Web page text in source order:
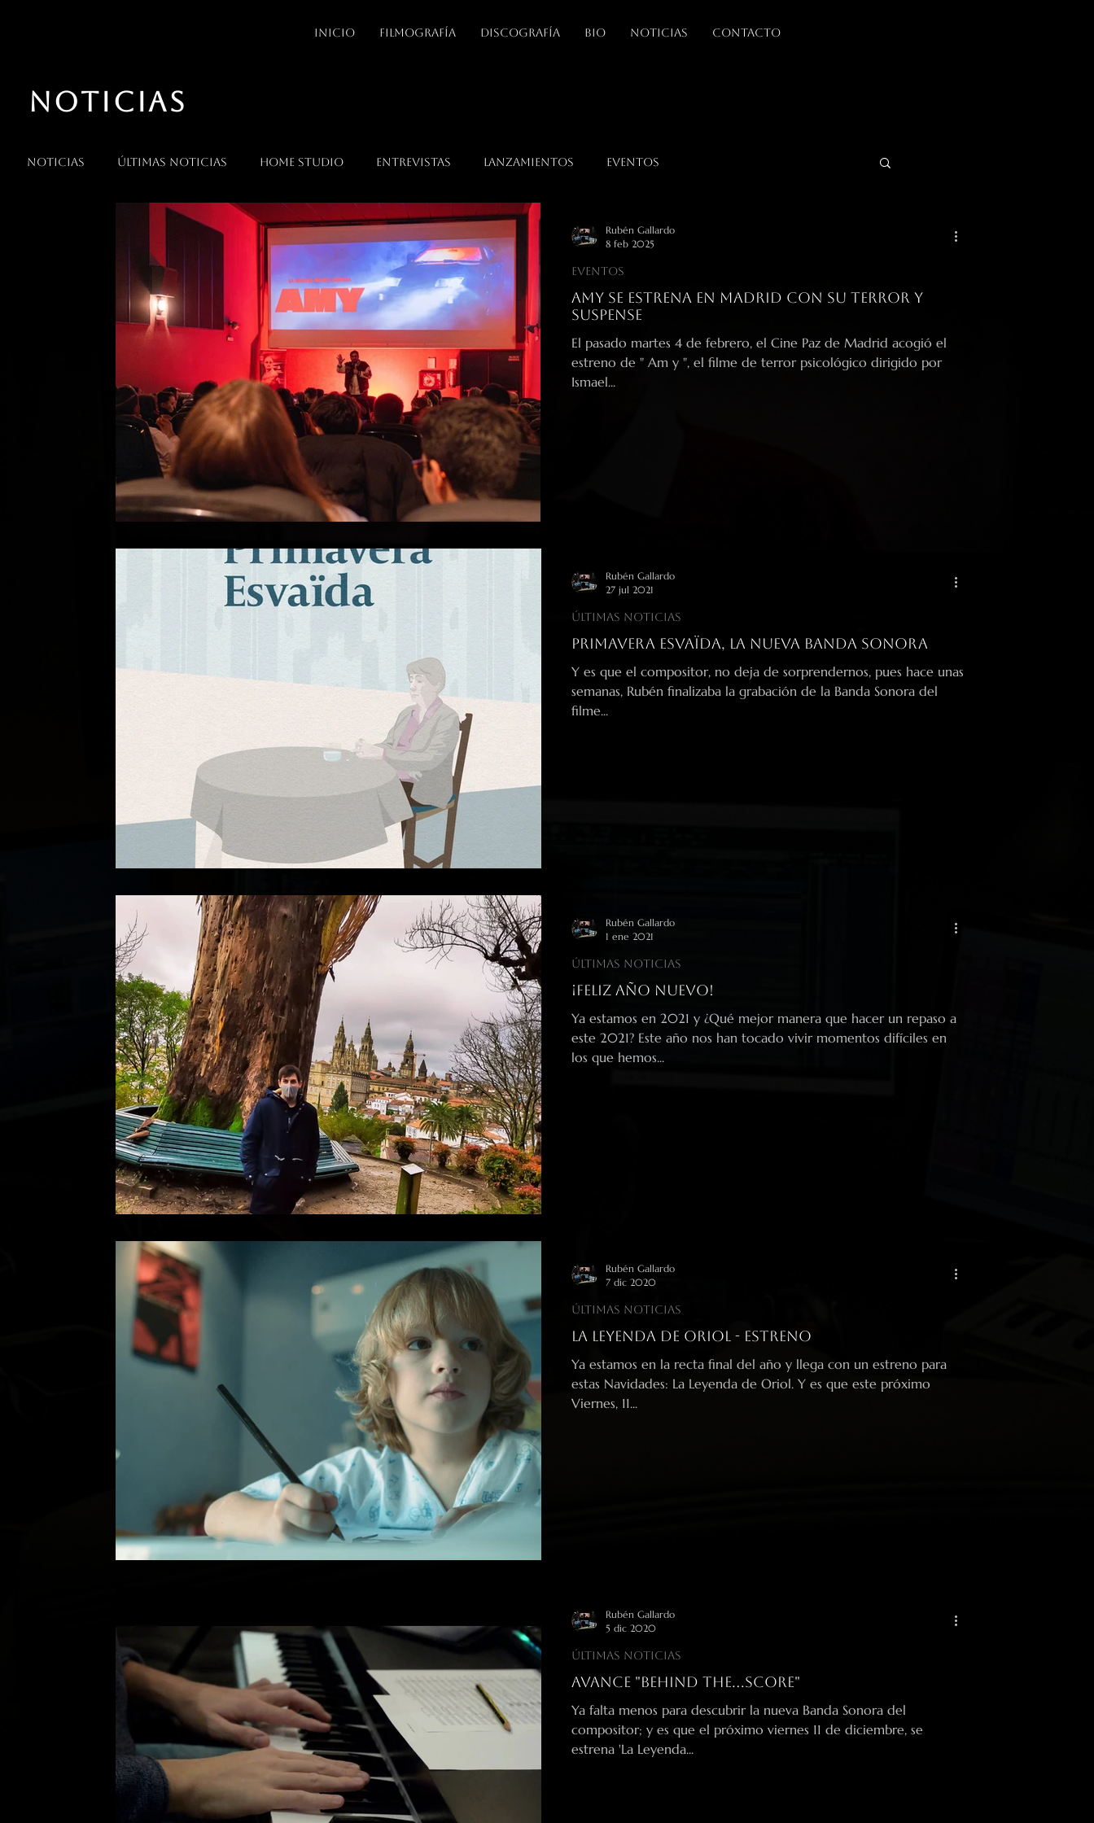
INICIO FILMOGRAFÍA DISCOGRAFÍA BIO NOTICIAS CONTACTO
NOTICIAS
Noticias Últimas noticias Home Studio Entrevistas Lanzamientos Eventos
Amy se estrena en Madrid con su terror y
suspense
El pasado martes 4 de febrero, el Cine Paz de Madrid acogió el
estreno de " Am y ", el filme de terror psicológico dirigido por
Ismael...
Eventos
Rubén Gallardo
8 feb 2025
Primavera Esvaïda, la nueva Banda Sonora
Y es que el compositor, no deja de sorprendernos, pues hace unas
semanas, Rubén finalizaba la grabación de la Banda Sonora del
filme...
Últimas noticias
Rubén Gallardo
27 jul 2021
¡Feliz Año Nuevo!
Ya estamos en 2021 y ¿Qué mejor manera que hacer un repaso a
este 2021? Este año nos han tocado vivir momentos difíciles en
los que hemos...
Últimas noticias
Rubén Gallardo
1 ene 2021
La Leyenda de Oriol - Estreno
Ya estamos en la recta final del año y llega con un estreno para
estas Navidades: La Leyenda de Oriol. Y es que este próximo
Viernes, 11...
Últimas noticias
Rubén Gallardo
7 dic 2020
Avance "Behind the...score"
Ya falta menos para descubrir la nueva Banda Sonora del
compositor; y es que el próximo viernes 11 de diciembre, se
estrena 'La Leyenda...
Últimas noticias
Rubén Gallardo
5 dic 2020